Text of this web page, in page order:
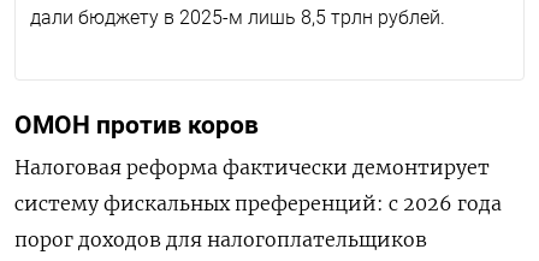
дали бюджету в 2025-м лишь 8,5 трлн рублей.
ОМОН против коров
Налоговая реформа фактически демонтирует
систему фискальных преференций: с 2026 года
порог доходов для налогоплательщиков